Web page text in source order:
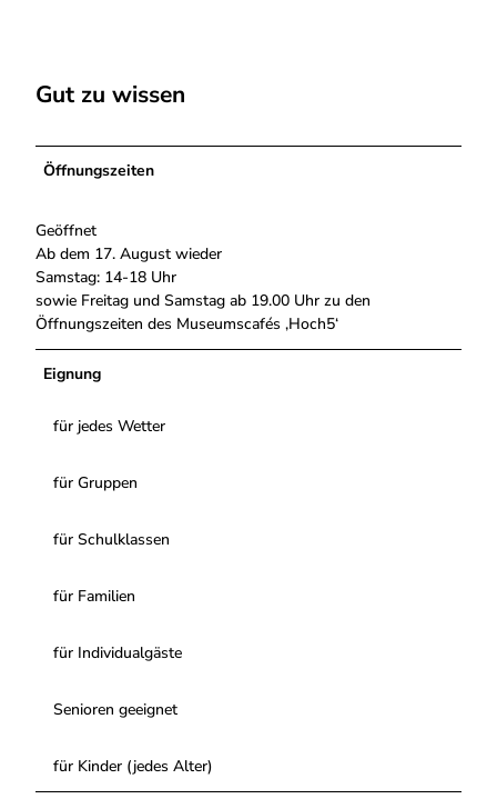
Gut zu wissen
Öffnungszeiten
Geöffnet
Ab dem 17. August wieder
Samstag: 14-18 Uhr
sowie Freitag und Samstag ab 19.00 Uhr zu den
Öffnungszeiten des Museumscafés ‚Hoch5‘
Eignung
für jedes Wetter
für Gruppen
für Schulklassen
für Familien
für Individualgäste
Senioren geeignet
für Kinder (jedes Alter)